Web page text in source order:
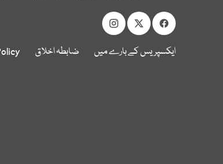
ایکسپریس کے بارے میں ضابطہ اخلاق